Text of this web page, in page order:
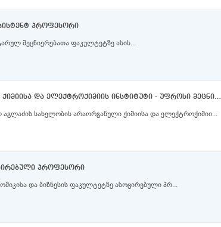
პროფესორი
მეცნიერებათა ფაკულტეტზე ასის...
რაფიელ აგლაძის სახელობის არაორგანული ქიმიისა და ელექტროქიმიის ინსტიტუტი - უფროსი მეცნიერი თანამშრომელი, მეცნიერი თანამშრომელი
სახელობის არაორგანული ქიმიისა და ელექტროქიმიი...
პროფესორი
და ბიზნესის ფაკულტეტზე ასოცირებული პრ...